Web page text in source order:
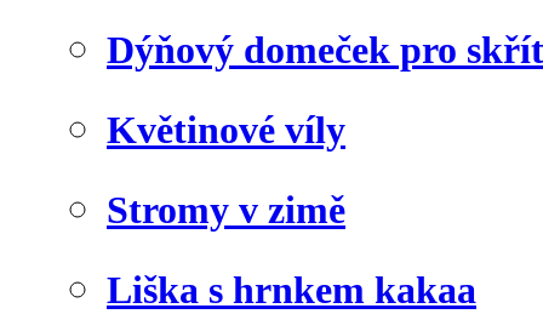
Dýňový domeček pro
Květinové víly
Stromy v zimě
Liška s hrnkem kakaa